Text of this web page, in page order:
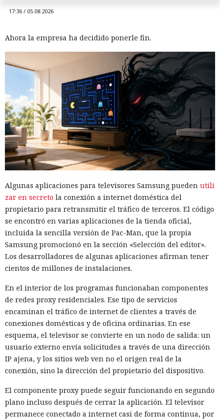
17:36 / 05.08.2026
Ahora la empresa ha decidido ponerle fin.
Algunas aplicaciones para televisores Samsung pueden utili
zar en secreto la conexión a internet doméstica del
propietario para retransmitir el tráfico de terceros. El código
se encontró en varias aplicaciones de la tienda oficial,
incluida la sencilla versión de Pac-Man, que la propia
Samsung promocionó en la sección «Selección del editor».
Los desarrolladores de algunas aplicaciones afirman tener
cientos de millones de instalaciones.
En el interior de los programas funcionaban componentes
de redes proxy residenciales. Ese tipo de servicios
encaminan el tráfico de internet de clientes a través de
conexiones domésticas y de oficina ordinarias. En ese
esquema, el televisor se convierte en un nodo de salida: un
usuario externo envía solicitudes a través de una dirección
IP ajena, y los sitios web ven no el origen real de la
conexión, sino la dirección del propietario del dispositivo.
El componente proxy puede seguir funcionando en segundo
plano incluso después de cerrar la aplicación. El televisor
permanece conectado a internet casi de forma continua, por